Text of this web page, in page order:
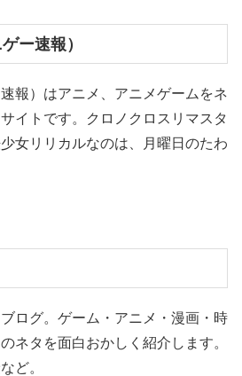
ー速報）
報）はアニメ、アニメゲームをネ
イトです。クロノクロスリマスタ
女リリカルなのは、月曜日のたわ
ログ。ゲーム・アニメ・漫画・時
ネタを面白おかしく紹介します。
ど。